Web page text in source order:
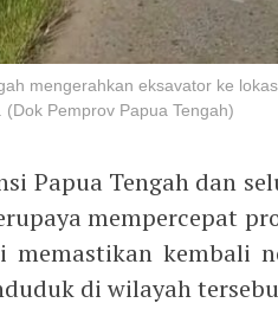
mengerahkan eksavator ke
(Dok Pemprov Papua Tengah)
Papua Tengah dan
mempercepat
memastikan kembali
di wilayah